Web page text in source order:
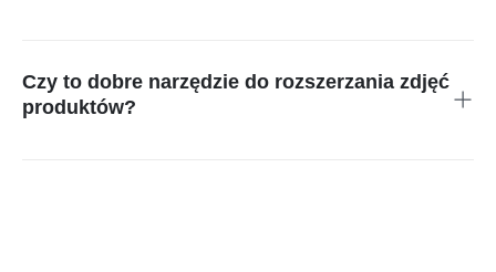
do odzyskania i pobrać gotowy plik.
Czy to dobre narzędzie do rozszerzania zdjęć
produktów?